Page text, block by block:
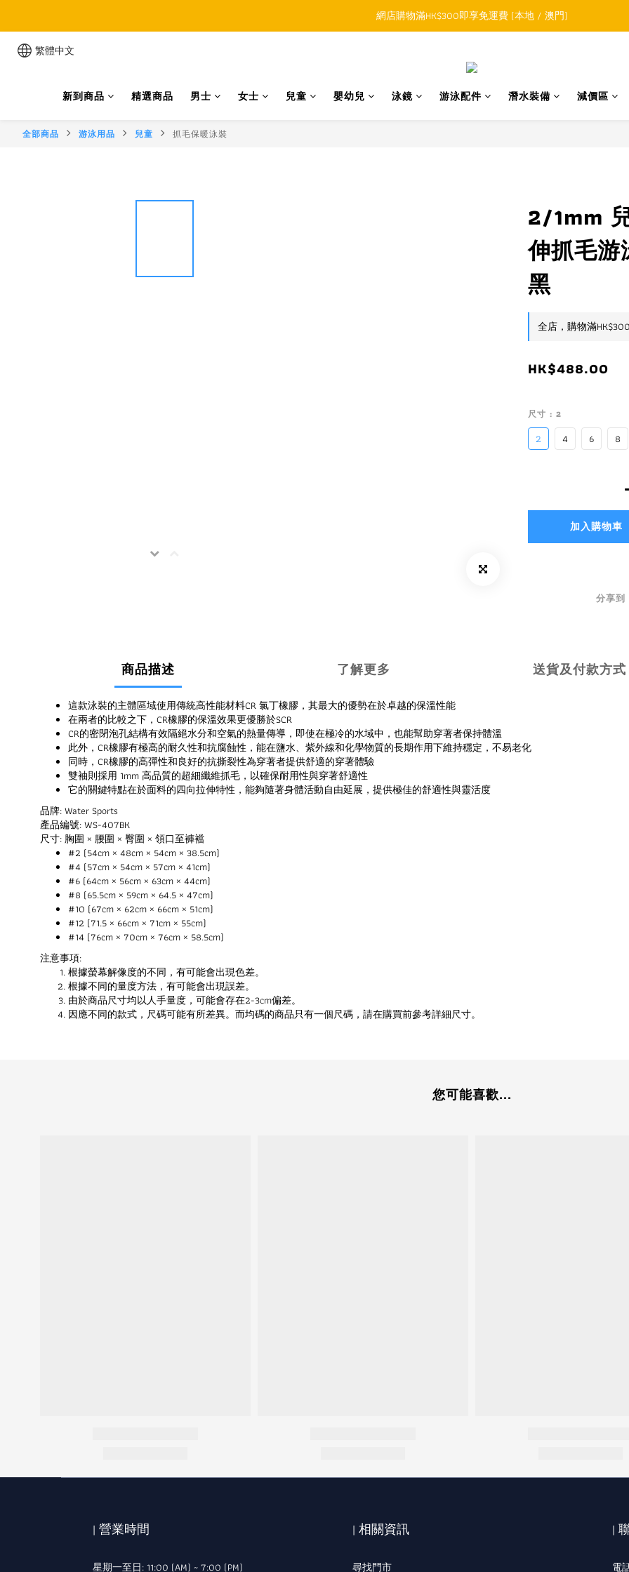
順豐香港SFHK APP取件通知功能將取代SMS短訊
網店購物滿HK$300即享免運費 (本地 / 澳門)
繁體中文
新到商品 精選商品 男士 女士 兒童 嬰幼兒 泳鏡 游泳配件 潛水裝備 減價區
全部商品 游泳用品 兒童 抓毛保暖泳裝
2/1mm
伸抓毛
黑
全店，購物滿
HK$488.00
尺寸 : 2
2 4 6 8
加入購物車
分享到
商品描述 了解更多 送貨及付款方式
這款泳裝的主體區域使用傳統高性能材料CR 氯丁橡膠，其最大的優勢在於卓越的保溫性能
在兩者的比較之下，CR橡膠的保溫效果更優勝於SCR
CR的密閉泡孔結構有效隔絕水分和空氣的熱量傳導，即使在極冷的水域中，也能幫助穿著者保持體溫
此外，CR橡膠有極高的耐久性和抗腐蝕性，能在鹽水、紫外線和化學物質的長期作用下維持穩定，不易老化
同時，CR橡膠的高彈性和良好的抗撕裂性為穿著者提供舒適的穿著體驗
雙袖則採用 1mm 高品質的超細纖維抓毛，以確保耐用性與穿著舒適性
它的關鍵特點在於面料的四向拉伸特性，能夠隨著身體活動自由延展，提供極佳的舒適性與靈活度
品牌: Water Sports
產品編號: WS-407BK
尺寸: 胸圍 × 腰圍 × 臀圍 × 領口至褲襠
#2 (54cm × 48cm × 54cm × 38.5cm)
#4 (57cm × 54cm × 57cm × 41cm)
#6 (64cm × 56cm × 63cm × 44cm)
#8 (65.5cm × 59cm × 64.5 × 47cm)
#10 (67cm × 62cm × 66cm × 51cm)
#12 (71.5 × 66cm × 71cm × 55cm)
#14 (76cm × 70cm × 76cm × 58.5cm)
注意事項:
根據螢幕解像度的不同，有可能會出現色差。
根據不同的量度方法，有可能會出現誤差。
由於商品尺寸均以人手量度，可能會存在2-3cm偏差。
因應不同的款式，尺碼可能有所差異。而均碼的商品只有一個尺碼，請在購買前參考詳細尺寸。
您可能喜歡...
| 營業時間
星期一至日: 11:00 (AM) ~ 7:00 (PM)
| 相關資訊
尋找門市
|
電